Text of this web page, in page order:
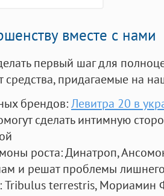
вместе с нами
первый шаг для
средства, придагаемые на
брендов:Левитра 20 в
сделать интимную
роста: Динатроп,
и решат проблемы
Tribulus terrestris, Мориамин